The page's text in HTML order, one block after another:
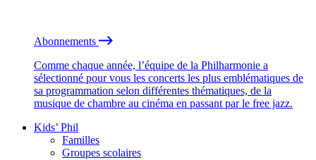
Abonnements
Comme chaque année, l’équipe de la Philharmonie a
sélectionné pour vous les concerts les plus emblématiques de
sa programmation selon différentes thématiques, de la
musique de chambre au cinéma en passant par le free jazz.
Kids’ Phil
Familles
Groupes scolaires